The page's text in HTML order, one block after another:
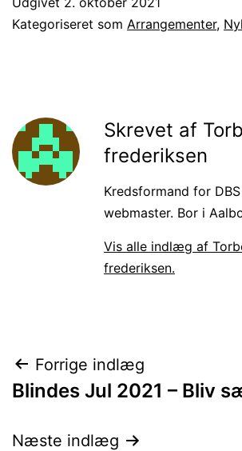
Kategoriseret som Arrangementer,
Skrevet af
frederiksen
Kredsformand for
webmaster. Bor i
Vis alle indlæg af
frederiksen.
Indlægsnavigation
Forrige indlæg
Blindes Jul 2021 – Bliv
Næste indlæg